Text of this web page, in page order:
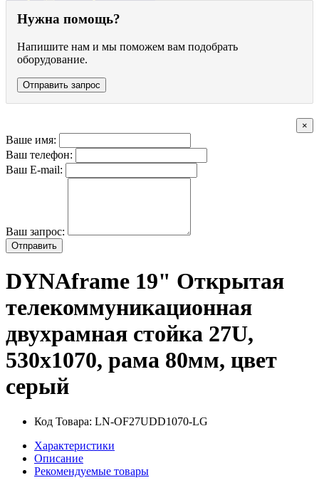
Нужна помощь?
Напишите нам и мы поможем вам подобрать
оборудование.
Отправить запрос
×
Ваше имя:
Ваш телефон:
Ваш E-mail:
Ваш запрос:
Отправить
DYNAframe 19" Открытая
телекоммуникационная
двухрамная стойка 27U,
530х1070, рама 80мм, цвет
серый
Код Товара: LN-OF27UDD1070-LG
Характеристики
Описание
Рекомендуемые товары